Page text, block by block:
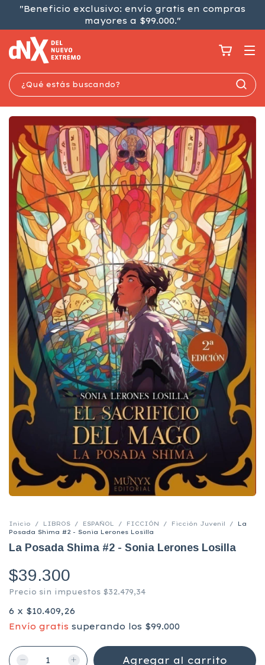
"Beneficio exclusivo: envío gratis en compras
mayores a $99.000."
Inicio / LIBROS / ESPAÑOL / FICCIÓN / Ficción Juvenil /
La
Posada Shima #2 - Sonia Lerones Losilla
La Posada Shima #2 - Sonia Lerones Losilla
$39.300
Precio sin impuestos $32.479,34
6 x $10.409,26
Envío gratis superando los $99.000